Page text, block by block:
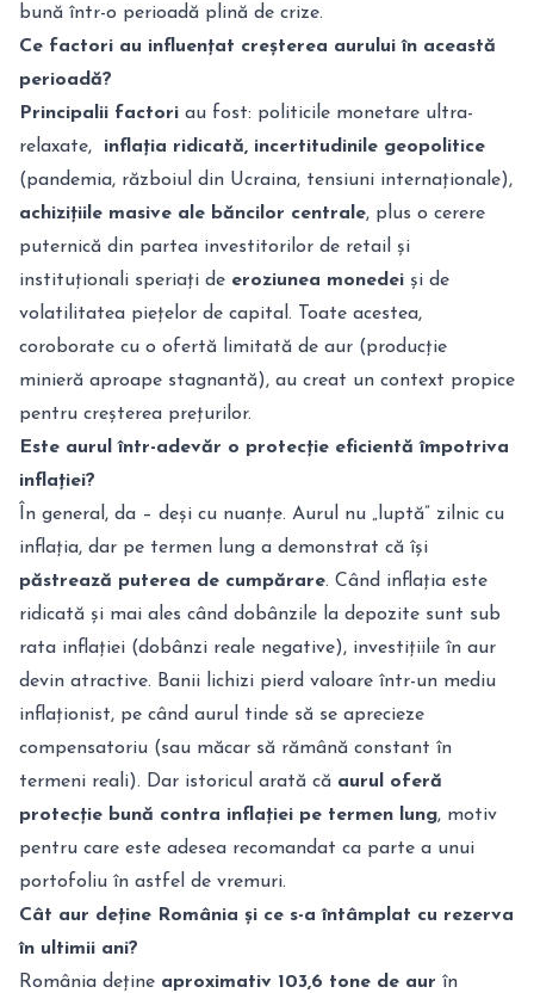
bună într-o perioadă plină de crize.
Ce factori au influențat creșterea aurului în această
perioadă?
Principalii factori au fost: politicile monetare ultra-
relaxate, inflația ridicată, incertitudinile geopolitice
(pandemia, războiul din Ucraina, tensiuni internaționale),
achizițiile masive ale băncilor centrale, plus o cerere
puternică din partea investitorilor de retail și
instituționali speriați de eroziunea monedei și de
volatilitatea piețelor de capital. Toate acestea,
coroborate cu o ofertă limitată de aur (producție
minieră aproape stagnantă), au creat un context propice
pentru creșterea prețurilor.
Este aurul într-adevăr o protecție eficientă împotriva
inflației?
În general, da – deși cu nuanțe. Aurul nu „luptă” zilnic cu
inflația, dar pe termen lung a demonstrat că își
păstrează puterea de cumpărare. Când inflația este
ridicată și mai ales când dobânzile la depozite sunt sub
rata inflației (dobânzi reale negative), investițiile în aur
devin atractive. Banii lichizi pierd valoare într-un mediu
inflaționist, pe când aurul tinde să se aprecieze
compensatoriu (sau măcar să rămână constant în
termeni reali). Dar istoricul arată că aurul oferă
protecție bună contra inflației pe termen lung, motiv
pentru care este adesea recomandat ca parte a unui
portofoliu în astfel de vremuri.
Cât aur deține România și ce s-a întâmplat cu rezerva
în ultimii ani?
România deține aproximativ 103,6 tone de aur în